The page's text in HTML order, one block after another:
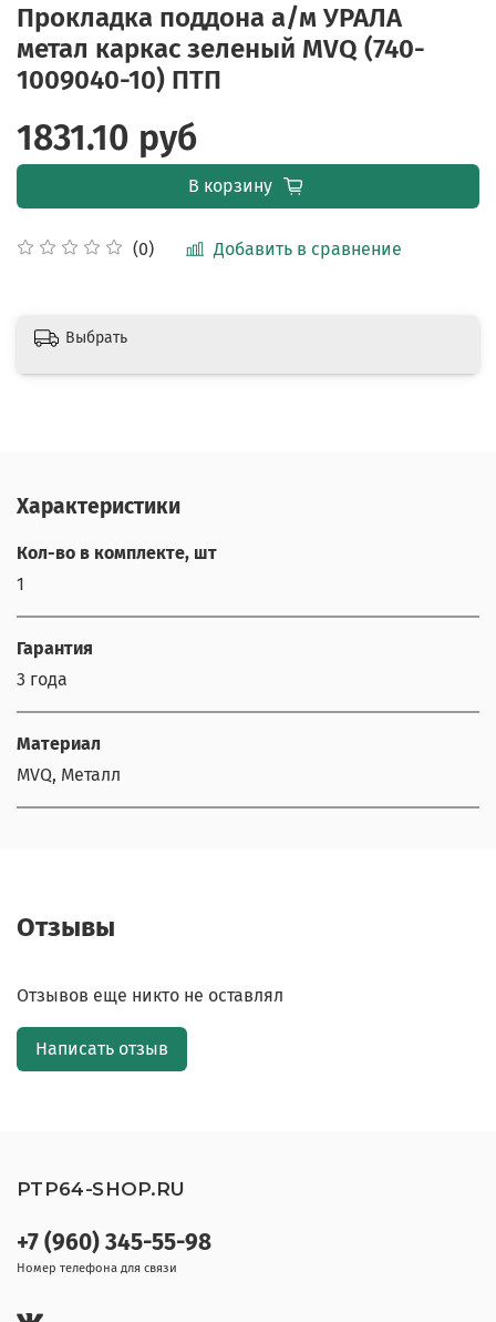
Прокладка поддона а/м УРАЛА
метал каркас зеленый MVQ (740-
1009040-10) ПТП
(0) Добавить в сравнение
1831.10 руб
В корзину
Выбрать
Характеристики
Кол-во в комплекте, шт
1
Гарантия
3 года
Материал
MVQ, Металл
Отзывы
Отзывов еще никто не оставлял
Написать отзыв
+7 (960) 345-55-98
Номер телефона для связи
PTP64-SHOP.RU